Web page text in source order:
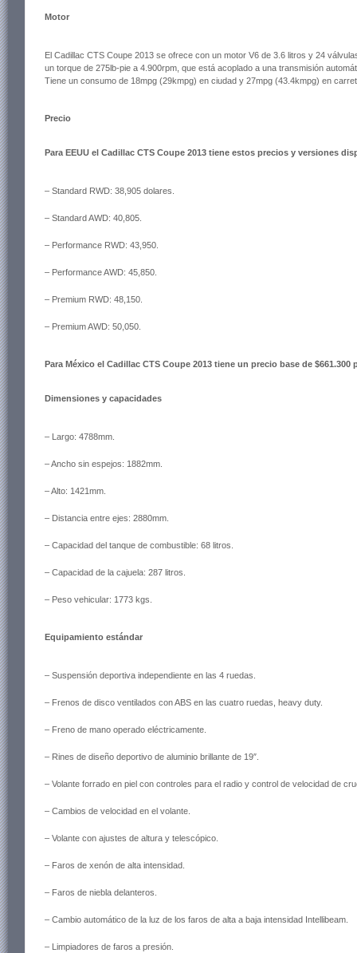
Motor
El Cadillac CTS Coupe 2013 se ofrece con un motor V6 de 3.6 litros y 24
un torque de 275lb-pie a 4.900rpm, que está acoplado a una transmisión
Tiene un consumo de 18mpg (29kmpg) en ciudad y 27mpg (43.4kmpg) en
Precio
Para EEUU el Cadillac CTS Coupe 2013 tiene estos precios y versiones
– Standard RWD: 38,905 dolares.
– Standard AWD: 40,805.
– Performance RWD: 43,950.
– Performance AWD: 45,850.
– Premium RWD: 48,150.
– Premium AWD: 50,050.
Para México el Cadillac CTS Coupe 2013 tiene un precio base de $661.300
Dimensiones y capacidades
– Largo: 4788mm.
– Ancho sin espejos: 1882mm.
– Alto: 1421mm.
– Distancia entre ejes: 2880mm.
– Capacidad del tanque de combustible: 68 litros.
– Capacidad de la cajuela: 287 litros.
– Peso vehicular: 1773 kgs.
Equipamiento estándar
– Suspensión deportiva independiente en las 4 ruedas.
– Frenos de disco ventilados con ABS en las cuatro ruedas, heavy duty.
– Freno de mano operado eléctricamente.
– Rines de diseño deportivo de aluminio brillante de 19″.
– Volante forrado en piel con controles para el radio y control de velocidad de
– Cambios de velocidad en el volante.
– Volante con ajustes de altura y telescópico.
– Faros de xenón de alta intensidad.
– Faros de niebla delanteros.
– Cambio automático de la luz de los faros de alta a baja intensidad Intellibeam.
– Limpiadores de faros a presión.